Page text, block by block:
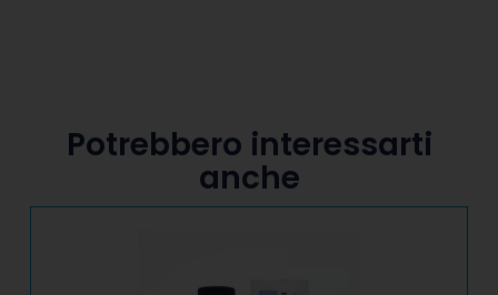
Potrebbero interessarti
anche